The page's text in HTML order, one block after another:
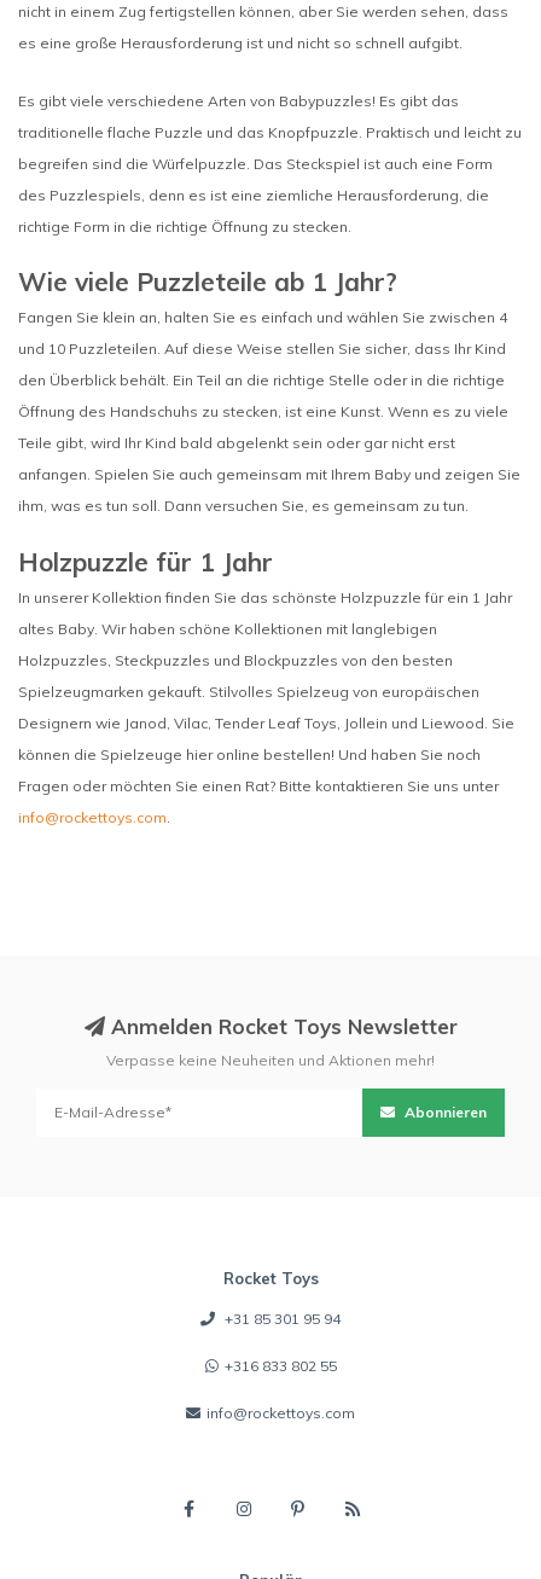
nicht in einem Zug fertigstellen können, aber Sie werden sehen, dass
es eine große Herausforderung ist und nicht so schnell aufgibt.
Es gibt viele verschiedene Arten von Babypuzzles! Es gibt das
traditionelle flache Puzzle und das Knopfpuzzle. Praktisch und leicht zu
begreifen sind die Würfelpuzzle. Das Steckspiel ist auch eine Form
des Puzzlespiels, denn es ist eine ziemliche Herausforderung, die
richtige Form in die richtige Öffnung zu stecken.
Wie viele Puzzleteile ab 1 Jahr?
Fangen Sie klein an, halten Sie es einfach und wählen Sie zwischen 4
und 10 Puzzleteilen. Auf diese Weise stellen Sie sicher, dass Ihr Kind
den Überblick behält. Ein Teil an die richtige Stelle oder in die richtige
Öffnung des Handschuhs zu stecken, ist eine Kunst. Wenn es zu viele
Teile gibt, wird Ihr Kind bald abgelenkt sein oder gar nicht erst
anfangen. Spielen Sie auch gemeinsam mit Ihrem Baby und zeigen Sie
ihm, was es tun soll. Dann versuchen Sie, es gemeinsam zu tun.
Holzpuzzle für 1 Jahr
In unserer Kollektion finden Sie das schönste Holzpuzzle für ein 1 Jahr
altes Baby. Wir haben schöne Kollektionen mit langlebigen
Holzpuzzles, Steckpuzzles und Blockpuzzles von den besten
Spielzeugmarken gekauft. Stilvolles Spielzeug von europäischen
Designern wie Janod, Vilac, Tender Leaf Toys, Jollein und Liewood. Sie
können die Spielzeuge hier online bestellen! Und haben Sie noch
Fragen oder möchten Sie einen Rat? Bitte kontaktieren Sie uns unter
info@rockettoys.com
Anmelden Rocket Toys Newsletter
Verpasse keine Neuheiten und Aktionen mehr!
Abonnieren
Rocket Toys
+31 85 301 95 94
+316 833 802 55
info@rockettoys.com